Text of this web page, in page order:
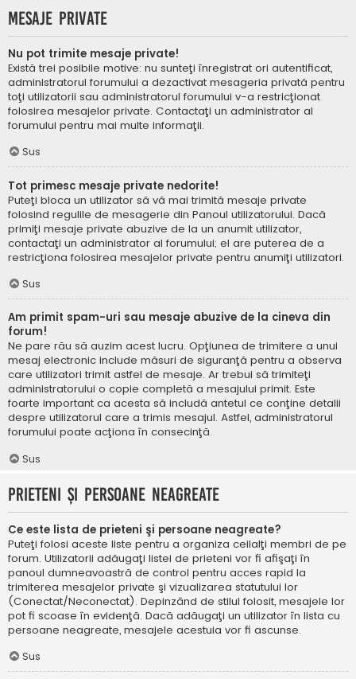
Mesaje private
Nu pot trimite mesaje private!
Există trei posibile motive: nu sunteţi înregistrat ori autentificat,
administratorul forumului a dezactivat mesageria privată pentru
toţi utilizatorii sau administratorul forumului v-a restricţionat
folosirea mesajelor private. Contactaţi un administrator al
forumului pentru mai multe informaţii.
Sus
Tot primesc mesaje private nedorite!
Puteţi bloca un utilizator să vă mai trimită mesaje private
folosind regulile de mesagerie din Panoul utilizatorului. Dacă
primiţi mesaje private abuzive de la un anumit utilizator,
contactaţi un administrator al forumului; el are puterea de a
restricţiona folosirea mesajelor private pentru anumiţi utilizatori.
Sus
Am primit spam-uri sau mesaje abuzive de la cineva din
forum!
Ne pare rău să auzim acest lucru. Opţiunea de trimitere a unui
mesaj electronic include măsuri de siguranţă pentru a observa
care utilizatori trimit astfel de mesaje. Ar trebui să trimiteţi
administratorului o copie completă a mesajului primit. Este
foarte important ca acesta să includă antetul ce conţine detalii
despre utilizatorul care a trimis mesajul. Astfel, administratorul
forumului poate acţiona în consecinţă.
Sus
Prieteni şi persoane neagreate
Ce este lista de prieteni şi persoane neagreate?
Puteţi folosi aceste liste pentru a organiza ceilalţi membri de pe
forum. Utilizatorii adăugaţi listei de prieteni vor fi afişaţi în
panoul dumneavoastră de control pentru acces rapid la
trimiterea mesajelor private şi vizualizarea statutului lor
(Conectat/Neconectat). Depinzând de stilul folosit, mesajele lor
pot fi scoase în evidenţă. Dacă adăugaţi un utilizator în lista cu
persoane neagreate, mesajele acestuia vor fi ascunse.
Sus